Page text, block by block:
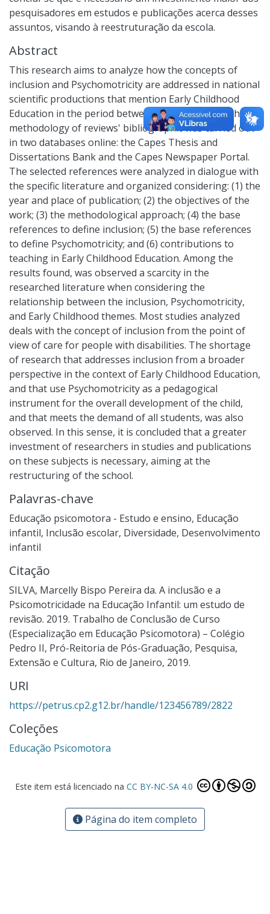
pesquisadores em estudos e publicações acerca desses
assuntos, visando à reestruturação da escola.
Abstract
This research aims to analyze how the concepts of
inclusion and Psychomotricity are addressed in national
scientific productions that mention Early Childhood
Education in the period between 2008 and 2018. The
methodology of reviews' bibliographic was carried out
in two databases online: the Capes Thesis and
Dissertations Bank and the Capes Newspaper Portal.
The selected references were analyzed in dialogue with
the specific literature and organized considering: (1) the
year and place of publication; (2) the objectives of the
work; (3) the methodological approach; (4) the base
references to define inclusion; (5) the base references
to define Psychomotricity; and (6) contributions to
teaching in Early Childhood Education. Among the
results found, was observed a scarcity in the
researched literature when considering the
relationship between the inclusion, Psychomotricity,
and Early Childhood themes. Most studies analyzed
deals with the concept of inclusion from the point of
view of care for people with disabilities. The shortage
of research that addresses inclusion from a broader
perspective in the context of Early Childhood Education,
and that use Psychomotricity as a pedagogical
instrument for the overall development of the child,
and that meets the demand of all students, was also
observed. In this sense, it is concluded that a greater
investment of researchers in studies and publications
on these subjects is necessary, aiming at the
restructuring of the school.
Palavras-chave
Educação psicomotora - Estudo e ensino, Educação
infantil, Inclusão escolar, Diversidade, Desenvolvimento
infantil
Citação
SILVA, Marcelly Bispo Pereira da. A inclusão e a
Psicomotricidade na Educação Infantil: um estudo de
revisão. 2019. Trabalho de Conclusão de Curso
(Especialização em Educação Psicomotora) – Colégio
Pedro II, Pró-Reitoria de Pós-Graduação, Pesquisa,
Extensão e Cultura, Rio de Janeiro, 2019.
URI
https://petrus.cp2.g12.br/handle/123456789/2822
Coleções
Educação Psicomotora
Este item está licenciado na CC BY-NC-SA 4.0
Página do item completo